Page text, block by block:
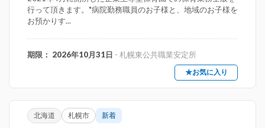
行って頂きます。*病院勤務職員のお子様と、地域のお子様を
お預かりす...
期限： 2026年10月31日 - 札幌東公共職業安定所
★お気に入り
北海道 札幌市 新着